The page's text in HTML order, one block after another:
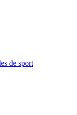
de sport